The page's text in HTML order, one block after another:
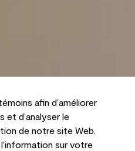
afin d’améliorer
et d’analyser le
de notre site Web.
sur votre